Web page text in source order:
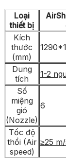
Loại
thiết bị
Kích
thước
(mm)
Dung
tích
1-2
Số
miệng
gió
(Nozzle)
6
Tốc độ
thổi (Air
speed)
≥25